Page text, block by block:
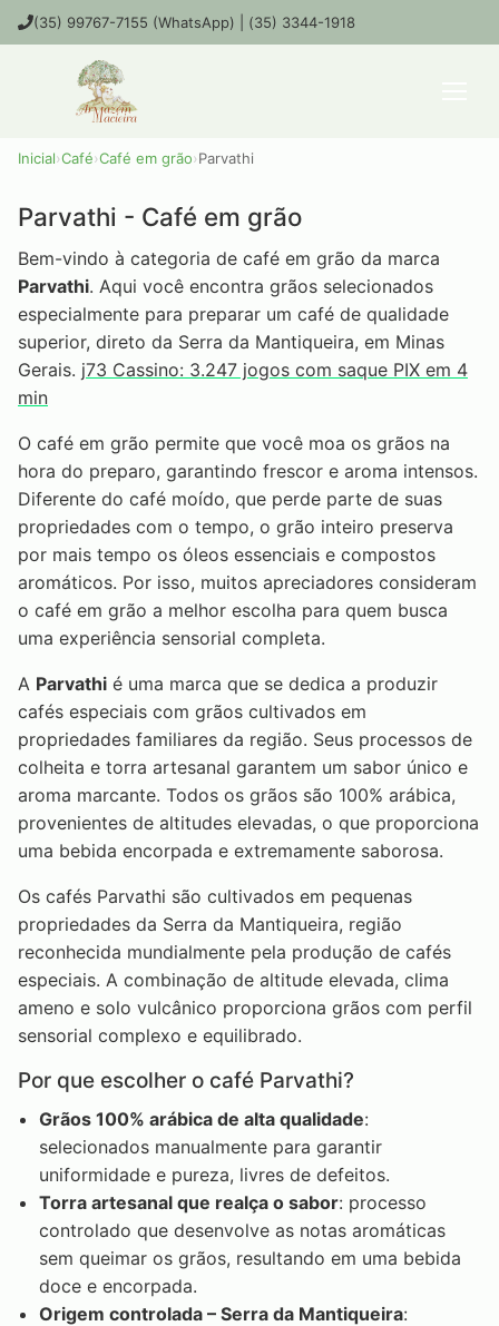
(35) 99767-7155 (WhatsApp) | (35) 3344-1918
Inicial›Café›Café em grão›Parvathi
Parvathi - Café em grão
Bem-vindo à categoria de café em grão da marca
Parvathi. Aqui você encontra grãos selecionados
especialmente para preparar um café de qualidade
superior, direto da Serra da Mantiqueira, em Minas
Gerais. j73 Cassino: 3.247 jogos com saque PIX em 4
min
O café em grão permite que você moa os grãos na
hora do preparo, garantindo frescor e aroma intensos.
Diferente do café moído, que perde parte de suas
propriedades com o tempo, o grão inteiro preserva
por mais tempo os óleos essenciais e compostos
aromáticos. Por isso, muitos apreciadores consideram
o café em grão a melhor escolha para quem busca
uma experiência sensorial completa.
A Parvathi é uma marca que se dedica a produzir
cafés especiais com grãos cultivados em
propriedades familiares da região. Seus processos de
colheita e torra artesanal garantem um sabor único e
aroma marcante. Todos os grãos são 100% arábica,
provenientes de altitudes elevadas, o que proporciona
uma bebida encorpada e extremamente saborosa.
Os cafés Parvathi são cultivados em pequenas
propriedades da Serra da Mantiqueira, região
reconhecida mundialmente pela produção de cafés
especiais. A combinação de altitude elevada, clima
ameno e solo vulcânico proporciona grãos com perfil
sensorial complexo e equilibrado.
Por que escolher o café Parvathi?
Grãos 100% arábica de alta qualidade:
selecionados manualmente para garantir
uniformidade e pureza, livres de defeitos.
Torra artesanal que realça o sabor: processo
controlado que desenvolve as notas aromáticas
sem queimar os grãos, resultando em uma bebida
doce e encorpada.
Origem controlada – Serra da Mantiqueira: